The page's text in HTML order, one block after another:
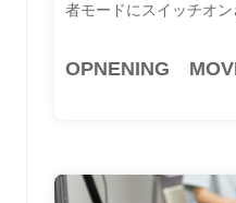
者モードにスイッチオン
OPNENING